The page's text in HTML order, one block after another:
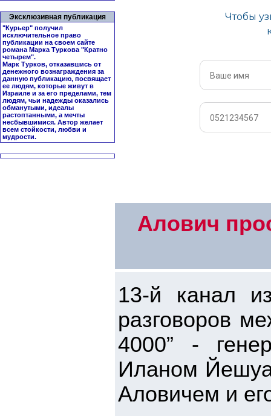
Эксклюзивная публикация
"Курьер" получил
исключительное право
публикации на своем сайте
романа Марка Туркова "Кратно
четырем".
Марк Турков, отказавшись от
денежного вознаграждения за
данную публикацию, посвящает
ее людям, которые живут в
Израиле и за его пределами, тем
людям, чьи надежды оказались
обманутыми, идеалы
растоптанными, а мечты
несбывшимися. Автор желает
всем стойкости, любви и
мудрости.
Алович
13-й канал
разговоров
4000” -
Иланом
Аловичем и